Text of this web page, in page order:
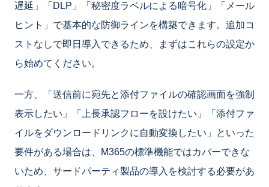
遅延」「DLP」「秘密度ラベルによる暗号化」「メール
ヒント」で基本的な防御ラインを構築できます。追加コ
ストなしで即日導入できるため、まずはこれらの設定か
ら始めてください。
一方、「送信前に宛先と添付ファイルの確認画面を強制
表示したい」「上長承認フローを設けたい」「添付ファ
イルをダウンロードリンクに自動変換したい」といった
要件がある場合は、M365の標準機能ではカバーできな
いため、サードパーティ製品の導入を検討する必要があ